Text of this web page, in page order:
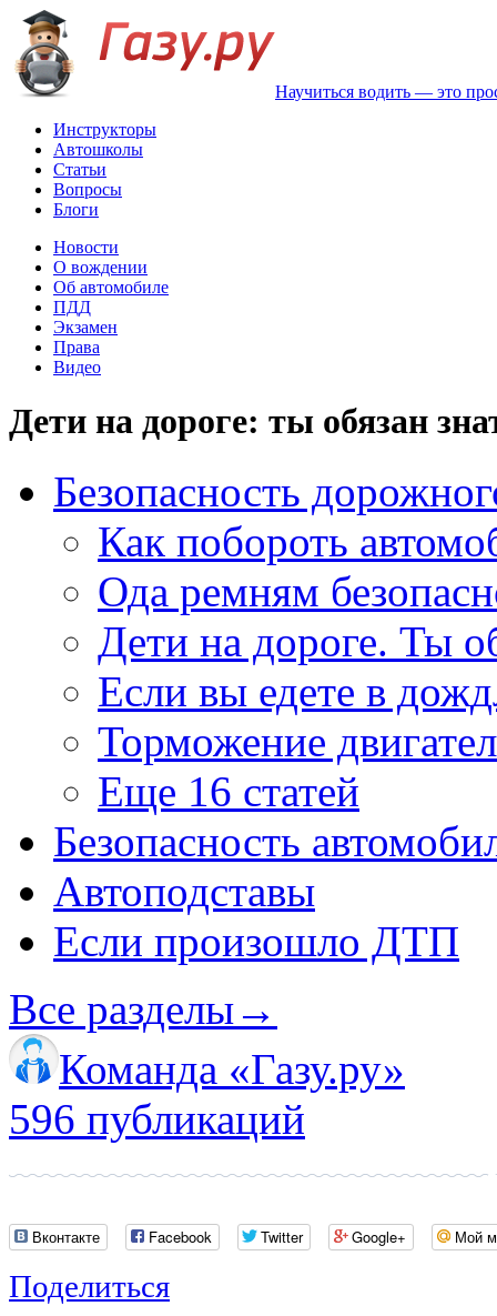
Научиться водить — это
Инструкторы
Автошколы
Статьи
Вопросы
Блоги
Новости
О вождении
Об автомобиле
ПДД
Экзамен
Права
Видео
Дети на дороге: ты обязан
Безопасность
Как побороть
Ода ремням
Дети на дороге. Ты
Если вы едете в
Торможение
Еще 16 статей
Безопасность
Автоподставы
Если произошло ДТП
Все разделы→
Команда «Газу.ру»
596 публикаций
Вконтакте Facebook Twitter Google+ Мой
Поделиться